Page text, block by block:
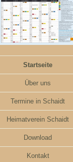
Startseite
Über uns
Termine in Schaidt
Heimatverein Schaidt
Download
Kontakt